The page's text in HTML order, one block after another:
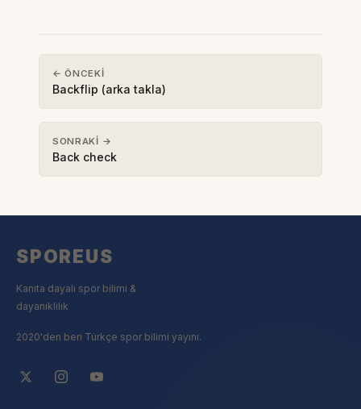
← ÖNCEKI
Backflip (arka takla)
SONRAKI →
Back check
SPOREUS
Kanıta dayalı spor bilimi &
dayanıklılık
2020'den beri Türkçe spor bilimi yayını.